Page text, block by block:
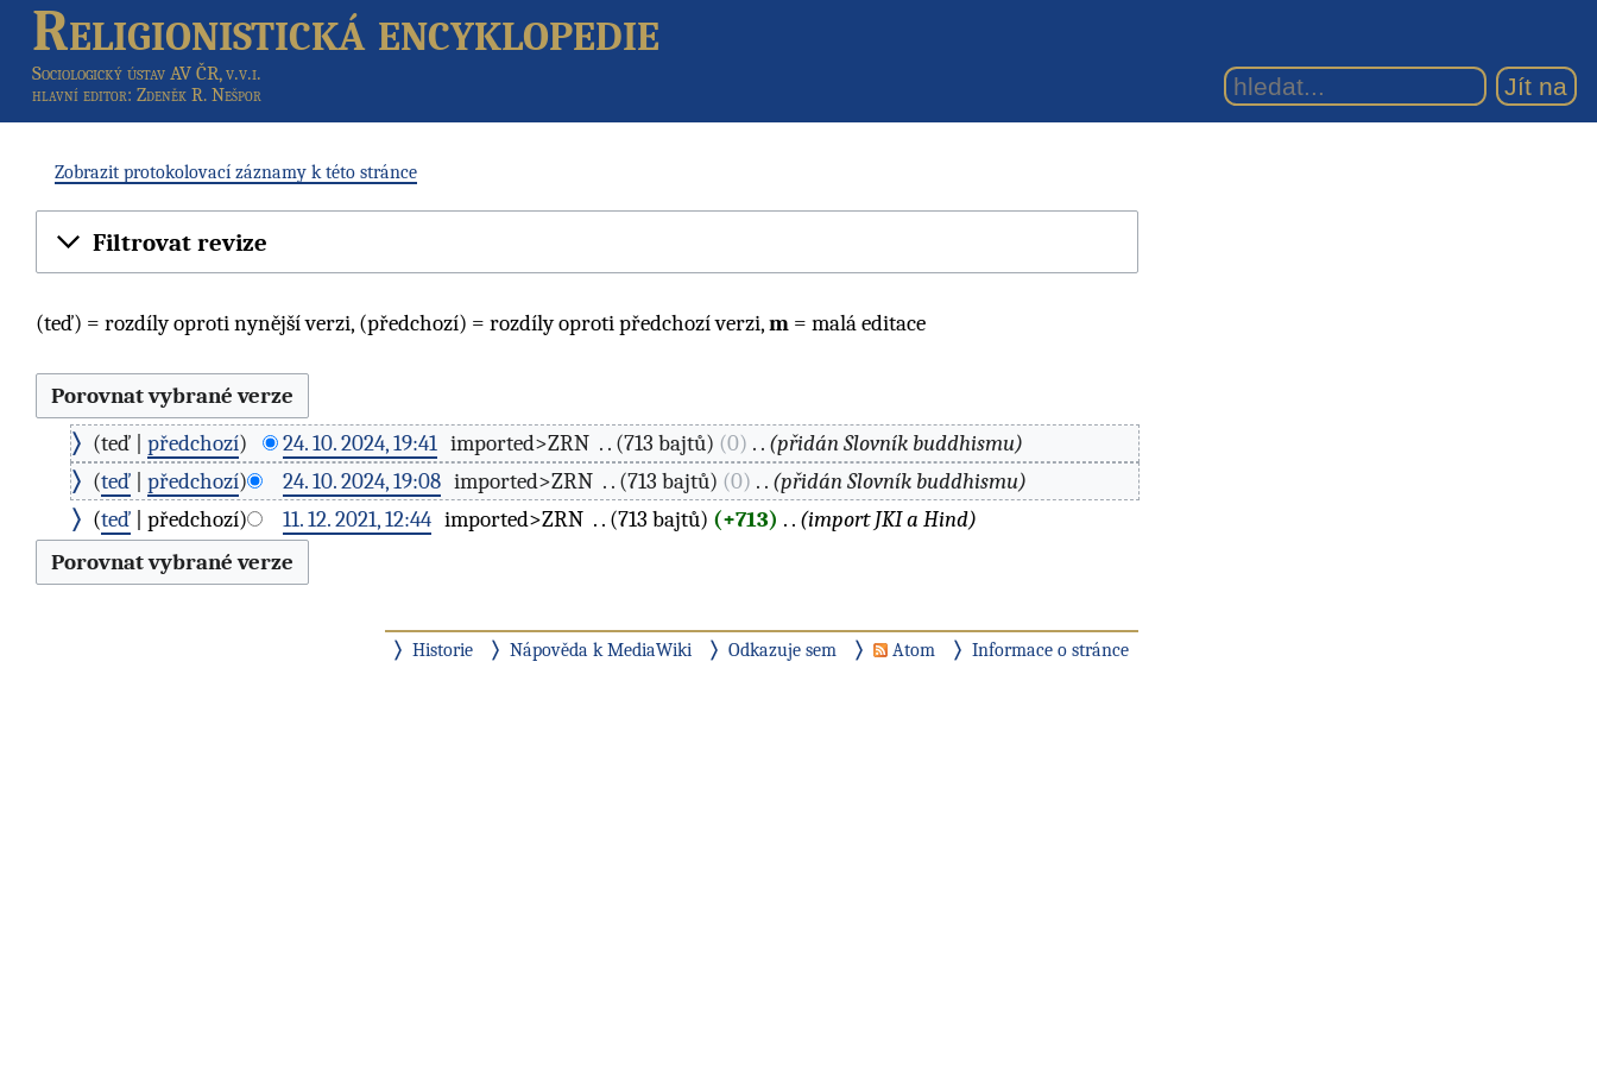
Religionistická encyklopedie
Sociologický ústav AV ČR, v.v.i.
hlavní editor: Zdeněk R. Nešpor
Zobrazit protokolovací záznamy k této stránce
Filtrovat revize
(teď) = rozdíly oproti nynější verzi, (předchozí) = rozdíly oproti předchozí verzi,m = malá editace
teď předchozí 24. 10. 2024, 19:41‎ imported>ZRN 713 bajtů 0
přidán Slovník buddhismu
teď
předchozí 24. 10. 2024, 19:08‎ imported>ZRN 713 bajtů 0
přidán Slovník buddhismu
teď
předchozí 11. 12. 2021, 12:44‎ imported>ZRN 713 bajtů +713 import JKI a Hind
Historie Nápověda k MediaWiki Odkazuje sem Atom Informace o stránce